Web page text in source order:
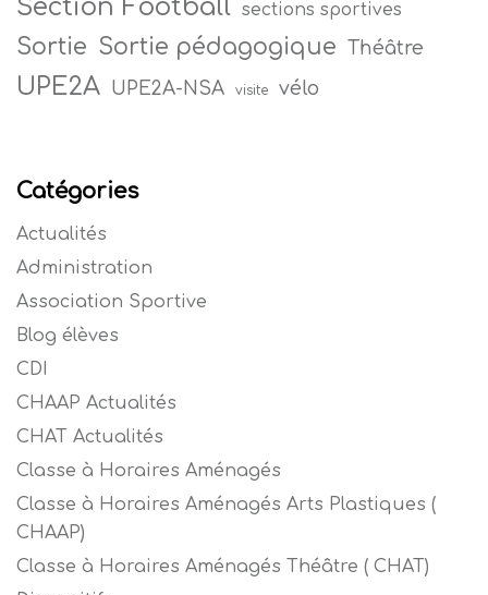
Section Football sections sportives
Sortie Sortie pédagogique Théâtre
UPE2A UPE2A-NSA visite vélo
Catégories
Actualités
Administration
Association Sportive
Blog élèves
CDI
CHAAP Actualités
CHAT Actualités
Classe à Horaires Aménagés
Classe à Horaires Aménagés Arts Plastiques (
CHAAP)
Classe à Horaires Aménagés Théâtre ( CHAT)